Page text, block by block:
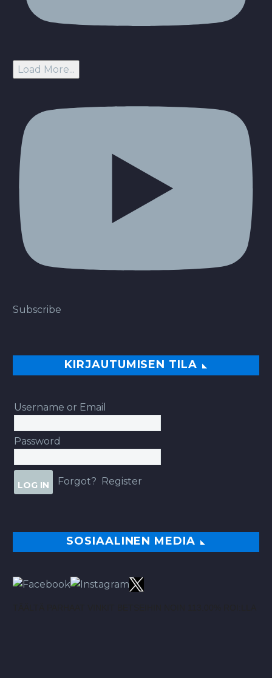
Load More...
Subscribe
KIRJAUTUMISEN TILA
Username or Email
Password
Forgot? Register
SOSIAALINEN MEDIA